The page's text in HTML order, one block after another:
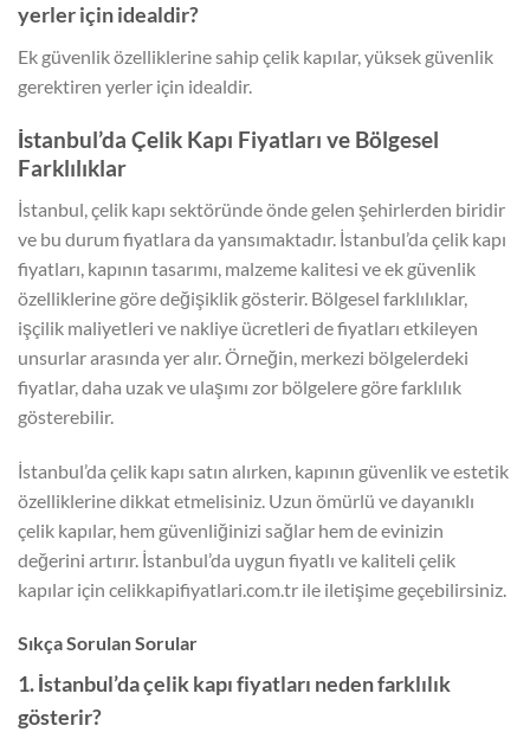
yerler için idealdir?
Ek güvenlik özelliklerine sahip çelik kapılar, yüksek güvenlik
gerektiren yerler için idealdir.
İstanbul’da Çelik Kapı Fiyatları ve Bölgesel
Farklılıklar
İstanbul, çelik kapı sektöründe önde gelen şehirlerden biridir
ve bu durum fiyatlara da yansımaktadır. İstanbul’da çelik kapı
fiyatları, kapının tasarımı, malzeme kalitesi ve ek güvenlik
özelliklerine göre değişiklik gösterir. Bölgesel farklılıklar,
işçilik maliyetleri ve nakliye ücretleri de fiyatları etkileyen
unsurlar arasında yer alır. Örneğin, merkezi bölgelerdeki
fiyatlar, daha uzak ve ulaşımı zor bölgelere göre farklılık
gösterebilir.
İstanbul’da çelik kapı satın alırken, kapının güvenlik ve estetik
özelliklerine dikkat etmelisiniz. Uzun ömürlü ve dayanıklı
çelik kapılar, hem güvenliğinizi sağlar hem de evinizin
değerini artırır. İstanbul’da uygun fiyatlı ve kaliteli çelik
kapılar için celikkapifiyatlari.com.tr ile iletişime geçebilirsiniz.
Sıkça Sorulan Sorular
1. İstanbul’da çelik kapı fiyatları neden farklılık
gösterir?